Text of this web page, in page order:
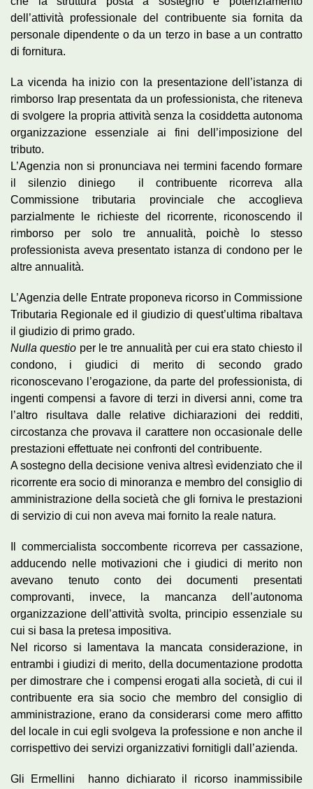
dell’attività professionale del contribuente sia fornita da
personale dipendente o da un terzo in base a un contratto
di fornitura.
La vicenda ha inizio con la presentazione dell’istanza di
rimborso Irap presentata da un professionista, che riteneva
di svolgere la propria attività senza la cosiddetta autonoma
organizzazione essenziale ai fini dell’imposizione del
tributo.
L’Agenzia non si pronunciava nei termini facendo formare
il silenzio diniego il contribuente ricorreva alla
Commissione tributaria provinciale che accoglieva
parzialmente le richieste del ricorrente, riconoscendo il
rimborso per solo tre annualità, poichè lo stesso
professionista aveva presentato istanza di condono per le
altre annualità.
L’Agenzia delle Entrate proponeva ricorso in Commissione
Tributaria Regionale ed il giudizio di quest’ultima ribaltava
il giudizio di primo grado.
Nulla questio per le tre annualità per cui era stato chiesto il
condono, i giudici di merito di secondo grado
riconoscevano l’erogazione, da parte del professionista, di
ingenti compensi a favore di terzi in diversi anni, come tra
l’altro risultava dalle relative dichiarazioni dei redditi,
circostanza che provava il carattere non occasionale delle
prestazioni effettuate nei confronti del contribuente.
A sostegno della decisione veniva altresì evidenziato che il
ricorrente era socio di minoranza e membro del consiglio di
amministrazione della società che gli forniva le prestazioni
di servizio di cui non aveva mai fornito la reale natura.
Il commercialista soccombente ricorreva per cassazione,
adducendo nelle motivazioni che i giudici di merito non
avevano tenuto conto dei documenti presentati
comprovanti, invece, la mancanza dell’autonoma
organizzazione dell’attività svolta, principio essenziale su
cui si basa la pretesa impositiva.
Nel ricorso si lamentava la mancata considerazione, in
entrambi i giudizi di merito, della documentazione prodotta
per dimostrare che i compensi erogati alla società, di cui il
contribuente era sia socio che membro del consiglio di
amministrazione, erano da considerarsi come mero affitto
del locale in cui egli svolgeva la professione e non anche il
corrispettivo dei servizi organizzativi fornitigli dall’azienda.
Gli Ermellini hanno dichiarato il ricorso inammissibile